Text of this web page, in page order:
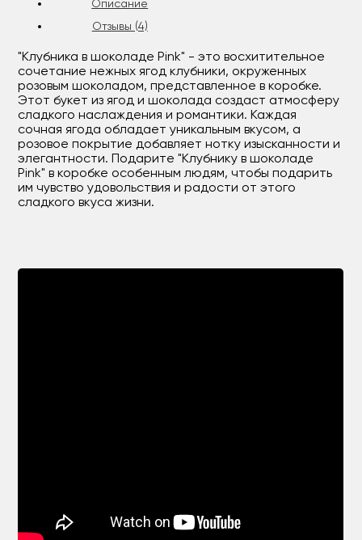
Описание
Отзывы (4)
"Клубника в шоколаде Pink" - это восхитительное
сочетание нежных ягод клубники, окруженных
розовым шоколадом, представленное в коробке.
Этот букет из ягод и шоколада создаст атмосферу
сладкого наслаждения и романтики. Каждая
сочная ягода обладает уникальным вкусом, а
розовое покрытие добавляет нотку изысканности и
элегантности. Подарите "Клубнику в шоколаде
Pink" в коробке особенным людям, чтобы подарить
им чувство удовольствия и радости от этого
сладкого вкуса жизни.